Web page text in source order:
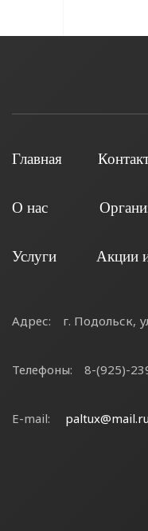
Главная
О нас
Услуги Акции
Адрес: г. Подольск,
Телефоны: 8-(925)-
E-mail: paltux@mail.ru